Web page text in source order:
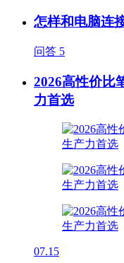
怎样和电脑连
问答 5
2026高性价比
力首选
07.15